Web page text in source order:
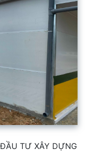
TƯ XÂY DỰNG